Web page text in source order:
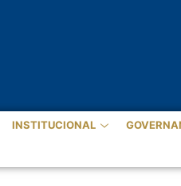
INSTITUCIONAL